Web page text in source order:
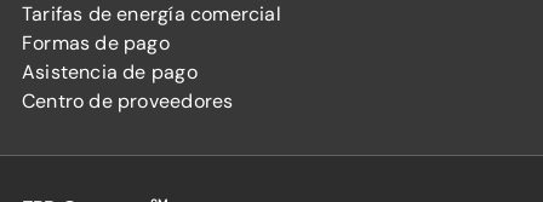
Tarifas de energía comercial
Formas de pago
Asistencia de pago
Centro de proveedores